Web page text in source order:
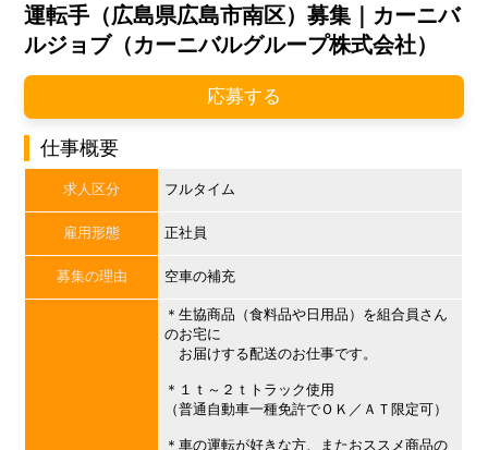
運転手（広島県広島市南区）募集｜カーニバ
ルジョブ（カーニバルグループ株式会社）
応募する
仕事概要
求人区分 フルタイム
雇用形態 正社員
募集の理由 空車の補充
＊生協商品（食料品や日用品）を組合員さん
のお宅に
お届けする配送のお仕事です。
＊１ｔ～２ｔトラック使用
（普通自動車一種免許でＯＫ／ＡＴ限定可）
＊車の運転が好きな方、またおススメ商品の